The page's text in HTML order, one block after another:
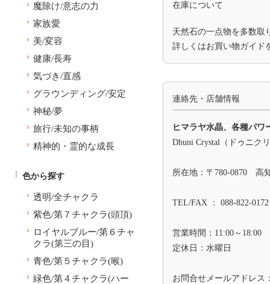
在庫について
天然石の一点物を多数取
詳しくはお買い物ガイド
連絡先・店舗情報
ヒマラヤ水晶、各種パ
Dhuni Crystal（ドゥニク
所在地：〒780-0870 高
TEL/FAX ： 088-822-0172
営業時間：11:00～18:00
定休日：水曜日
お問合せメールアドレス
魔除け/意志の力
家族愛
美/変容
健康/長寿
気づき/直感
グラウンディング/安定
神秘/夢
旅行/未知の事柄
精神的・霊的な成長
色から探す
透明/全チャクラ
紫色/第７チャクラ(頭頂)
ロイヤルブルー/第６チャ
クラ(第三の目)
青色/第５チャクラ(喉)
緑色/第４チャクラ(ハー